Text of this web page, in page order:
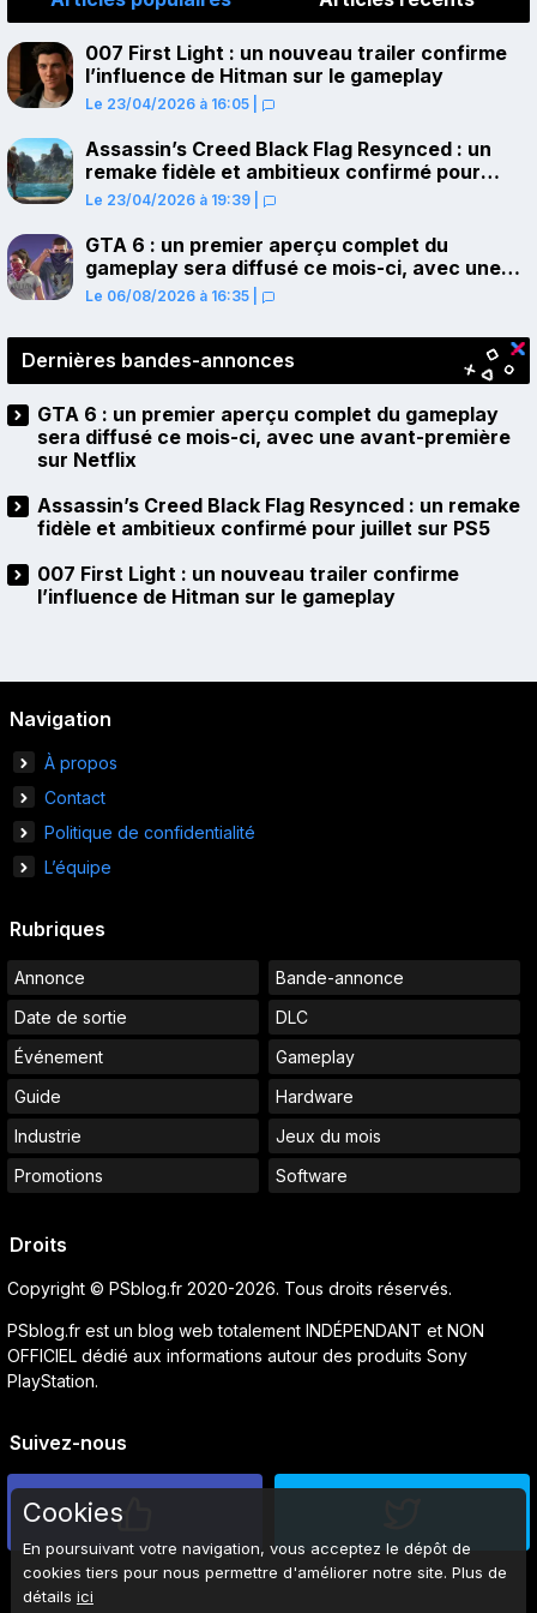
007 First Light : un nouveau trailer confirme
l’influence de Hitman sur le gameplay
Le 23/04/2026 à 16:05
Assassin’s Creed Black Flag Resynced : un
remake fidèle et ambitieux confirmé pour
juillet sur PS5
Le 23/04/2026 à 19:39
GTA 6 : un premier aperçu complet du
gameplay sera diffusé ce mois-ci, avec une
avant-première sur Netflix
Le 06/08/2026 à 16:35
Dernières bandes-annonces
GTA 6 : un premier aperçu complet du gameplay
sera diffusé ce mois-ci, avec une avant-première
sur Netflix
Assassin’s Creed Black Flag Resynced : un remake
fidèle et ambitieux confirmé pour juillet sur PS5
007 First Light : un nouveau trailer confirme
l’influence de Hitman sur le gameplay
Navigation
À propos
Contact
Politique de confidentialité
L’équipe
Rubriques
Annonce
Bande-annonce
Date de sortie
DLC
Événement
Gameplay
Guide
Hardware
Industrie
Jeux du mois
Promotions
Software
Droits
Copyright © PSblog.fr 2020-2026. Tous droits réservés.
PSblog.fr est un blog web totalement INDÉPENDANT et NON
OFFICIEL dédié aux informations autour des produits Sony
PlayStation.
Suivez-nous
Cookies
En poursuivant votre navigation, vous acceptez le dépôt de
cookies tiers pour nous permettre d'améliorer notre site. Plus de
détails ici